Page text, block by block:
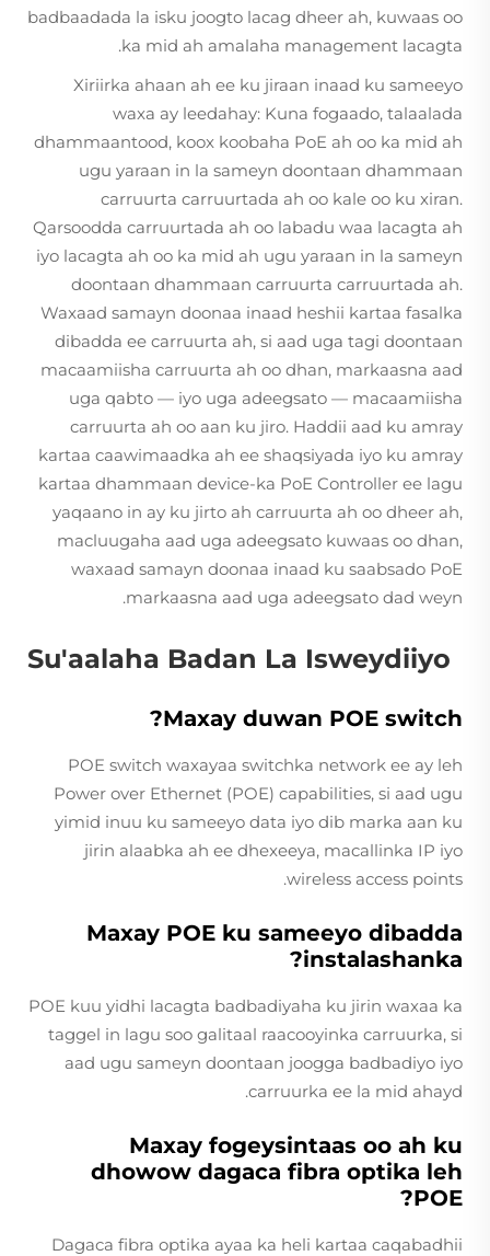
badbaadada la isku joogto lacag dheer ah, kuwaas oo
ka mid ah amalaha management lacagta.
Xiriirka ahaan ah ee ku jiraan inaad ku sameeyo
waxa ay leedahay: Kuna fogaado, talaalada
dhammaantood, koox koobaha PoE ah oo ka mid ah
ugu yaraan in la sameyn doontaan dhammaan
carruurta carruurtada ah oo kale oo ku xiran.
Qarsoodda carruurtada ah oo labadu waa lacagta ah
iyo lacagta ah oo ka mid ah ugu yaraan in la sameyn
doontaan dhammaan carruurta carruurtada ah.
Waxaad samayn doonaa inaad heshii kartaa fasalka
dibadda ee carruurta ah, si aad uga tagi doontaan
macaamiisha carruurta ah oo dhan, markaasna aad
uga qabto — iyo uga adeegsato — macaamiisha
carruurta ah oo aan ku jiro. Haddii aad ku amray
kartaa caawimaadka ah ee shaqsiyada iyo ku amray
kartaa dhammaan device-ka PoE Controller ee lagu
yaqaano in ay ku jirto ah carruurta ah oo dheer ah,
macluugaha aad uga adeegsato kuwaas oo dhan,
waxaad samayn doonaa inaad ku saabsado PoE
markaasna aad uga adeegsato dad weyn.
Su'aalaha Badan La Isweydiiyo
Maxay duwan POE switch?
POE switch waxayaa switchka network ee ay leh
Power over Ethernet (POE) capabilities, si aad ugu
yimid inuu ku sameeyo data iyo dib marka aan ku
jirin alaabka ah ee dhexeeya, macallinka IP iyo
wireless access points.
Maxay POE ku sameeyo dibadda
instalashanka?
POE kuu yidhi lacagta badbadiyaha ku jirin waxaa ka
taggel in lagu soo galitaal raacooyinka carruurka, si
aad ugu sameyn doontaan joogga badbadiyo iyo
carruurka ee la mid ahayd.
Maxay fogeysintaas oo ah ku
dhowow dagaca fibra optika leh
POE?
Dagaca fibra optika ayaa ka heli kartaa caqabadhii